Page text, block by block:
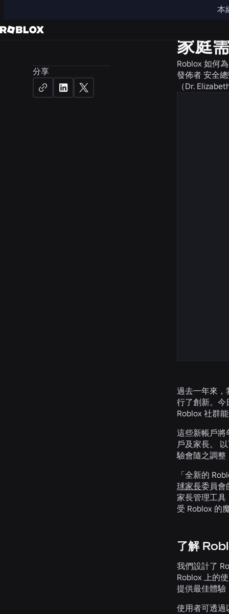
本
分享
家庭
Roblox 如何
發佈者 安全
（Dr.
過去一年來，
行了創新。
Roblox 社群
這些新帳戶將
戶及家長。
驗會隨之調
「全新的
球家長委員會
家長管理工具
受 Roblox 的
了解
我們設計了
Roblox 上的
提供最佳體驗
使用者可透過